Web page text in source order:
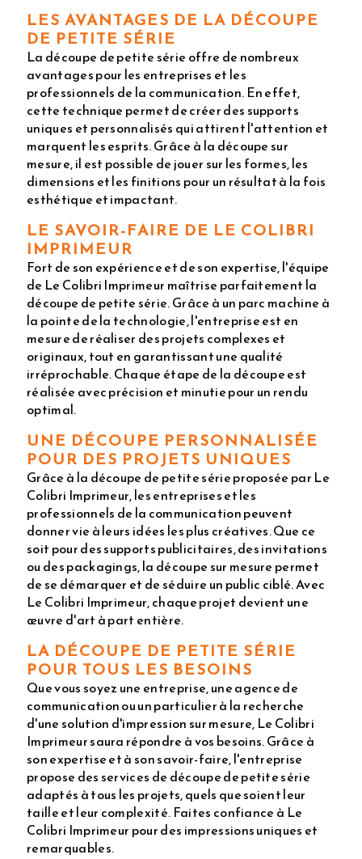
LES AVANTAGES DE LA DÉCOUPE
DE PETITE SÉRIE
La découpe de petite série offre de nombreux
avantages pour les entreprises et les
professionnels de la communication. En effet,
cette technique permet de créer des supports
uniques et personnalisés qui attirent l'attention et
marquent les esprits. Grâce à la découpe sur
mesure, il est possible de jouer sur les formes, les
dimensions et les finitions pour un résultat à la fois
esthétique et impactant.
LE SAVOIR-FAIRE DE LE COLIBRI
IMPRIMEUR
Fort de son expérience et de son expertise, l'équipe
de Le Colibri Imprimeur maîtrise parfaitement la
découpe de petite série. Grâce à un parc machine à
la pointe de la technologie, l'entreprise est en
mesure de réaliser des projets complexes et
originaux, tout en garantissant une qualité
irréprochable. Chaque étape de la découpe est
réalisée avec précision et minutie pour un rendu
optimal.
UNE DÉCOUPE PERSONNALISÉE
POUR DES PROJETS UNIQUES
Grâce à la découpe de petite série proposée par Le
Colibri Imprimeur, les entreprises et les
professionnels de la communication peuvent
donner vie à leurs idées les plus créatives. Que ce
soit pour des supports publicitaires, des invitations
ou des packagings, la découpe sur mesure permet
de se démarquer et de séduire un public ciblé. Avec
Le Colibri Imprimeur, chaque projet devient une
œuvre d'art à part entière.
LA DÉCOUPE DE PETITE SÉRIE
POUR TOUS LES BESOINS
Que vous soyez une entreprise, une agence de
communication ou un particulier à la recherche
d'une solution d'impression sur mesure, Le Colibri
Imprimeur saura répondre à vos besoins. Grâce à
son expertise et à son savoir-faire, l'entreprise
propose des services de découpe de petite série
adaptés à tous les projets, quels que soient leur
taille et leur complexité. Faites confiance à Le
Colibri Imprimeur pour des impressions uniques et
remarquables.